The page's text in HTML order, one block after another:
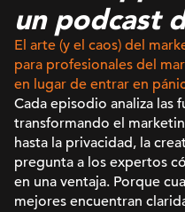
un podcast
El arte (y el caos) del
para profesionales del
en lugar de entrar en
Cada episodio analiza las
transformando el
hasta la privacidad, la
pregunta a los expertos
en una ventaja. Porque
mejores encuentran